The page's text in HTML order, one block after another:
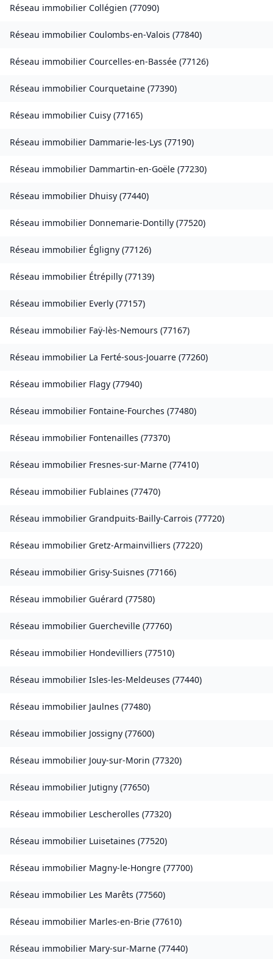
Réseau immobilier Collégien (77090)
Réseau immobilier Coulombs-en-Valois (77840)
Réseau immobilier Courcelles-en-Bassée (77126)
Réseau immobilier Courquetaine (77390)
Réseau immobilier Cuisy (77165)
Réseau immobilier Dammarie-les-Lys (77190)
Réseau immobilier Dammartin-en-Goële (77230)
Réseau immobilier Dhuisy (77440)
Réseau immobilier Donnemarie-Dontilly (77520)
Réseau immobilier Égligny (77126)
Réseau immobilier Étrépilly (77139)
Réseau immobilier Everly (77157)
Réseau immobilier Faÿ-lès-Nemours (77167)
Réseau immobilier La Ferté-sous-Jouarre (77260)
Réseau immobilier Flagy (77940)
Réseau immobilier Fontaine-Fourches (77480)
Réseau immobilier Fontenailles (77370)
Réseau immobilier Fresnes-sur-Marne (77410)
Réseau immobilier Fublaines (77470)
Réseau immobilier Grandpuits-Bailly-Carrois (77720)
Réseau immobilier Gretz-Armainvilliers (77220)
Réseau immobilier Grisy-Suisnes (77166)
Réseau immobilier Guérard (77580)
Réseau immobilier Guercheville (77760)
Réseau immobilier Hondevilliers (77510)
Réseau immobilier Isles-les-Meldeuses (77440)
Réseau immobilier Jaulnes (77480)
Réseau immobilier Jossigny (77600)
Réseau immobilier Jouy-sur-Morin (77320)
Réseau immobilier Jutigny (77650)
Réseau immobilier Lescherolles (77320)
Réseau immobilier Luisetaines (77520)
Réseau immobilier Magny-le-Hongre (77700)
Réseau immobilier Les Marêts (77560)
Réseau immobilier Marles-en-Brie (77610)
Réseau immobilier Mary-sur-Marne (77440)